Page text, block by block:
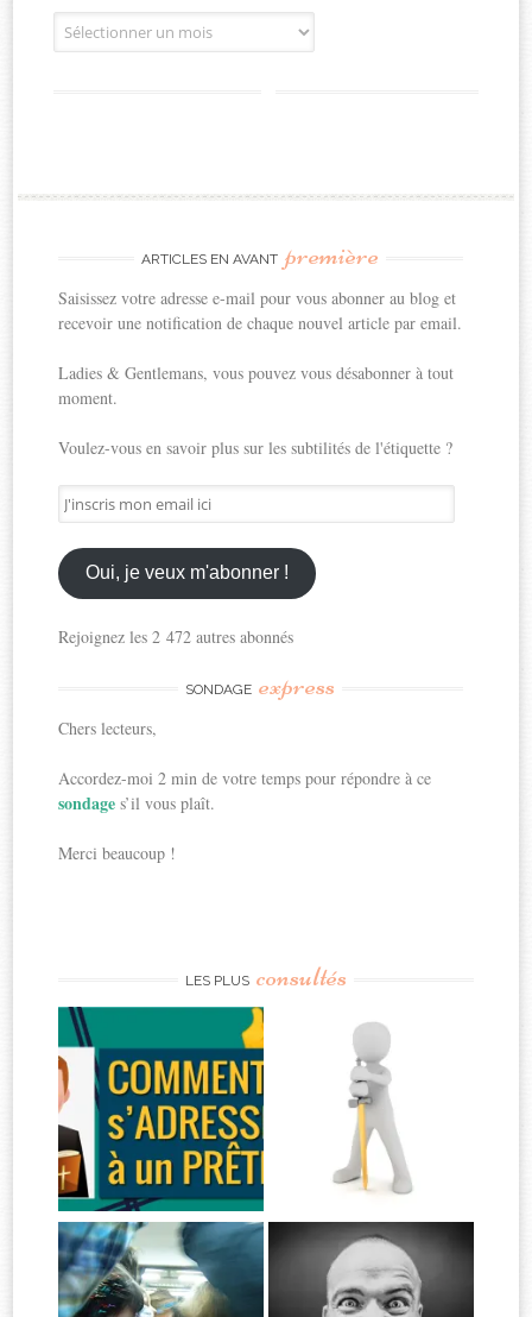
Archives
ARTICLES EN AVANT première
Saisissez votre adresse e-mail pour vous abonner au blog et
recevoir une notification de chaque nouvel article par email.
Ladies & Gentlemans, vous pouvez vous désabonner à tout
moment.
Voulez-vous en savoir plus sur les subtilités de l'étiquette ?
J'inscris
mon
email
ici
Oui, je veux m'abonner !
Rejoignez les 2 472 autres abonnés
SONDAGE express
Chers lecteurs,
Accordez-moi 2 min de votre temps pour répondre à ce
sondages’il vous plaît.
Merci beaucoup !
LES PLUS consultés